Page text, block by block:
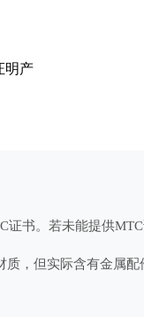
明产
书。若未能提供
，但实际含有金属